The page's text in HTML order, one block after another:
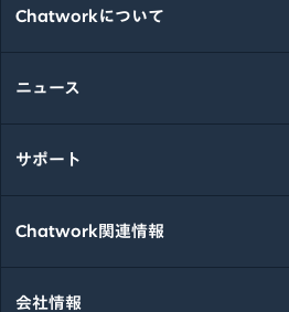
Chatworkについて
ニュース
サポート
Chatwork関連情報
会社情報